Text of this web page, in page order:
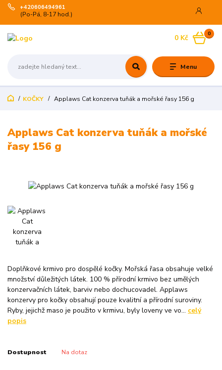
Menu
+420606494961
(Po-Pá, 8-17 hod.)
0
0 Kč
KOČKY Applaws Cat konzerva tuňák a mořské řasy 156 g
Applaws Cat konzerva tuňák a mořské
řasy 156 g
Doplňkové krmivo pro dospělé kočky. Mořská řasa obsahuje velké
množství důležitých látek. 100 % přírodní krmivo bez umělých
konzervačních látek, barviv nebo dochucovadel. Applaws
konzervy pro kočky obsahují pouze kvalitní a přírodní suroviny.
Ryby, jejichž maso je použito v krmivu, byly loveny ve vo... celý
popis
Dostupnost Na dotaz